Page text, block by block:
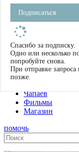
Фильмы
Имена
Тэги
О нас
Журнал
Книги
Чапаев
Фильмы
Магазин
помочь
Подписаться
Спасибо за подписку.
Одно или несколько
попробуйте снова.
При отправке
позже.